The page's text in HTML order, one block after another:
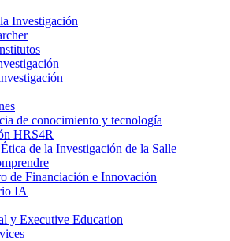
Investigación
de conocimiento y tecnología
HRS4R
de la Investigación de la Salle
de Financiación e Innovación
IA
y Executive Education